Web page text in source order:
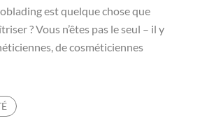
est quelque chose que
? Vous n’êtes pas le seul – il y
de cosméticiennes